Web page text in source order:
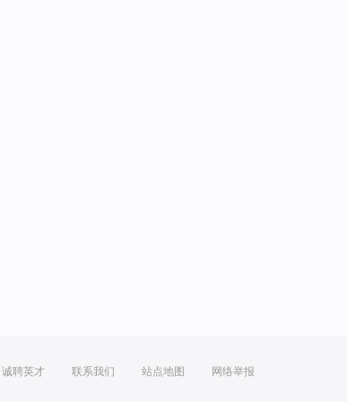
诚聘英才 联系我们 站点地图 网络举报